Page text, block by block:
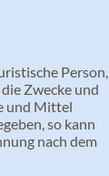
Person,
Zwecke und
und Mittel
so kann
nach dem